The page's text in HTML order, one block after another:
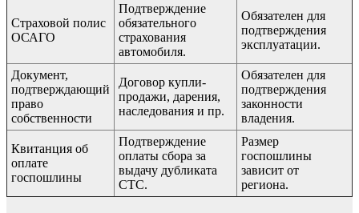
Страховой полис
ОСАГО
Подтверждение
обязательного
страхования
автомобиля.
Обязателен для
подтверждения
эксплуатации.
Документ,
подтверждающий
право
собственности
Договор купли-
продажи, дарения,
наследования и пр.
Обязателен для
подтверждения
законности
владения.
Квитанция об
оплате
госпошлины
Подтверждение
оплаты сбора за
выдачу дубликата
СТС.
Размер
госпошлины
зависит от
региона.